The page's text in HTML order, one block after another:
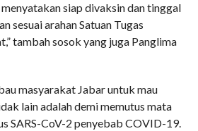
menyatakan siap divaksin dan tinggal
sesuai arahan Satuan Tugas
tambah sosok yang juga Panglima
masyarakat Jabar untuk mau
lain adalah demi memutus mata
SARS-CoV-2 penyebab COVID-19.